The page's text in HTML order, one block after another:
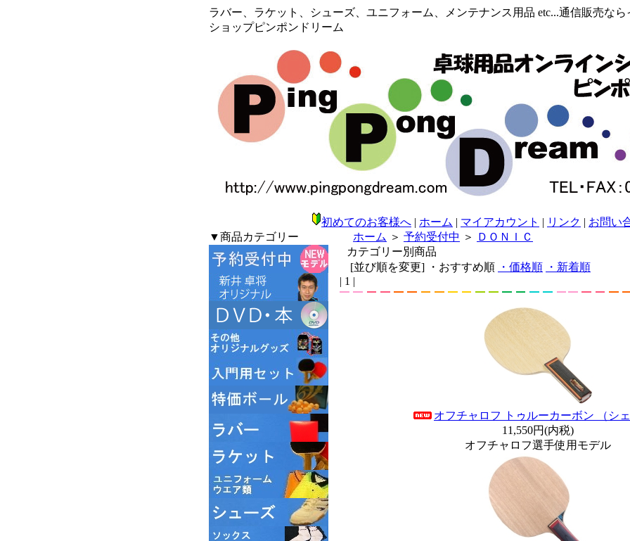
ラバー、ラケット、シューズ、ユニフォーム、メンテナンス用品 etc...通信販売な
ショップピンポンドリーム
初めてのお客様へ | ホーム | マイアカウント | リンク | お問い
▼商品カテゴリー
ホーム ＞ 予約受付中 ＞
ＤＯＮＩＣ
カテゴリー別商品
[並び順を変更]
・おすすめ順 ・価格順
・新着順
| 1 |
オフチャロフ トゥルーカーボン （シェ
11,550円(内税)
オフチャロフ選手使用モデル